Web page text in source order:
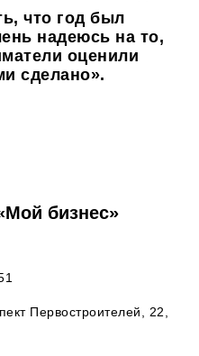
что год был
надеюсь на то,
оценили
сделано».
бизнес»
Первостроителей, 22,